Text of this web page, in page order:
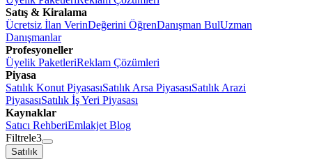
Satış & Kiralama
Ücretsiz İlan VerinDeğerini ÖğrenDanışman BulUzman
Danışmanlar
Profesyoneller
Üyelik PaketleriReklam Çözümleri
Piyasa
Satılık Konut PiyasasıSatılık Arsa PiyasasıSatılık Arazi
PiyasasıSatılık İş Yeri Piyasası
Kaynaklar
Satıcı RehberiEmlakjet Blog
Filtrele3
Satılık